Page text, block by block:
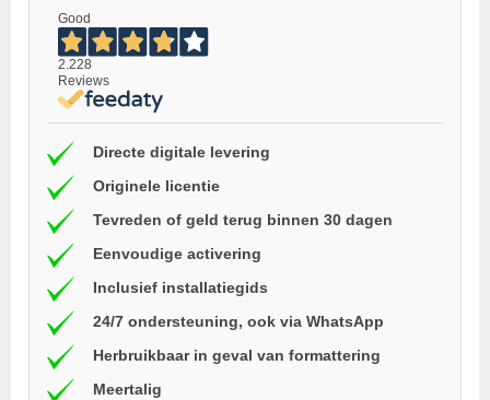
Good
2.228
Reviews
Directe digitale levering
Originele licentie
Tevreden of geld terug binnen 30 dagen
Eenvoudige activering
Inclusief installatiegids
24/7 ondersteuning, ook via WhatsApp
Herbruikbaar in geval van formattering
Meertalig